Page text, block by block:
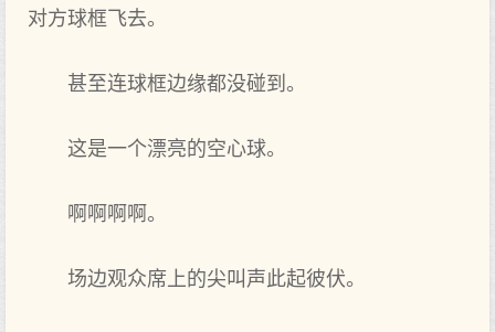
对方球框飞去。
甚至连球框边缘都没碰到。
这是一个漂亮的空心球。
啊啊啊啊。
场边观众席上的尖叫声此起彼伏。